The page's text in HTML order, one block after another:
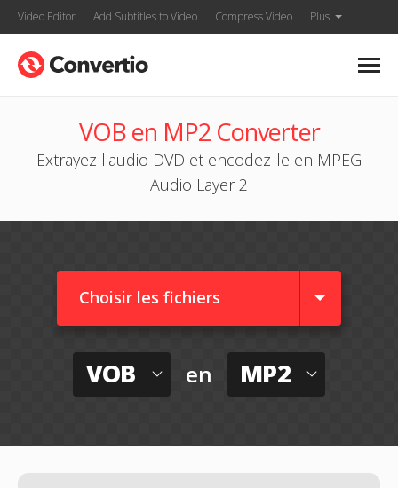
Video Editor Add Subtitles to Video Compress Video Plus
VOB en MP2 Converter
Extrayez l'audio DVD et encodez-le en MPEG
Audio Layer 2
Choisir les fichiers
VOB en MP2